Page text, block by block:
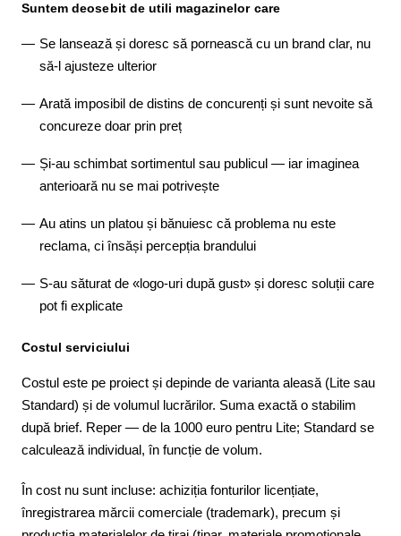
Suntem deosebit de utili magazinelor care
Se lansează și doresc să pornească cu un brand clar, nu
să-l ajusteze ulterior
Arată imposibil de distins de concurenți și sunt nevoite să
concureze doar prin preț
Și-au schimbat sortimentul sau publicul — iar imaginea
anterioară nu se mai potrivește
Au atins un platou și bănuiesc că problema nu este
reclama, ci însăși percepția brandului
S-au săturat de «logo-uri după gust» și doresc soluții care
pot fi explicate
Costul serviciului
Costul este pe proiect și depinde de varianta aleasă (Lite sau
Standard) și de volumul lucrărilor. Suma exactă o stabilim
după brief. Reper — de la 1000 euro pentru Lite; Standard se
calculează individual, în funcție de volum.
În cost nu sunt incluse: achiziția fonturilor licențiate,
înregistrarea mărcii comerciale (trademark), precum și